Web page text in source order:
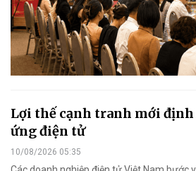
Lợi thế cạnh tranh mới
ứng điện tử
10/08/2026 05:35